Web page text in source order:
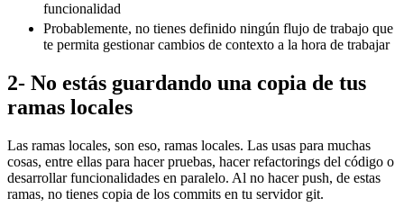
funcionalidad
Probablemente, no tienes definido ningún flujo de trabajo que
te permita gestionar cambios de contexto a la hora de trabajar
2- No estás guardando una copia de tus
ramas locales
Las ramas locales, son eso, ramas locales. Las usas para muchas
cosas, entre ellas para hacer pruebas, hacer refactorings del código o
desarrollar funcionalidades en paralelo. Al no hacer push, de estas
ramas, no tienes copia de los commits en tu servidor git.